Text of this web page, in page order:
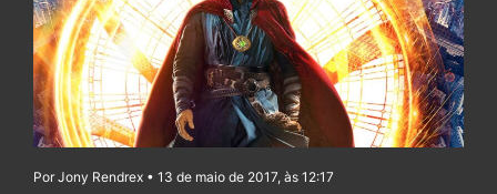
Por Jony Rendrex • 13 de maio de 2017, às 12:17